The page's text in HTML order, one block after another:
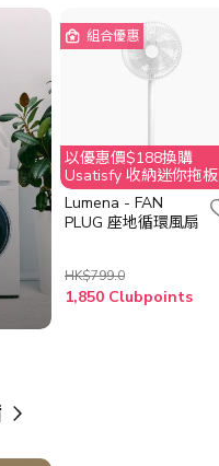
組合優惠
以優惠價$188換購
Usatisfy 收納迷你拖板
(原價$269)
Lumena - FAN
PLUG 座地循環風扇
HK$799.0
1,850 Clubpoints